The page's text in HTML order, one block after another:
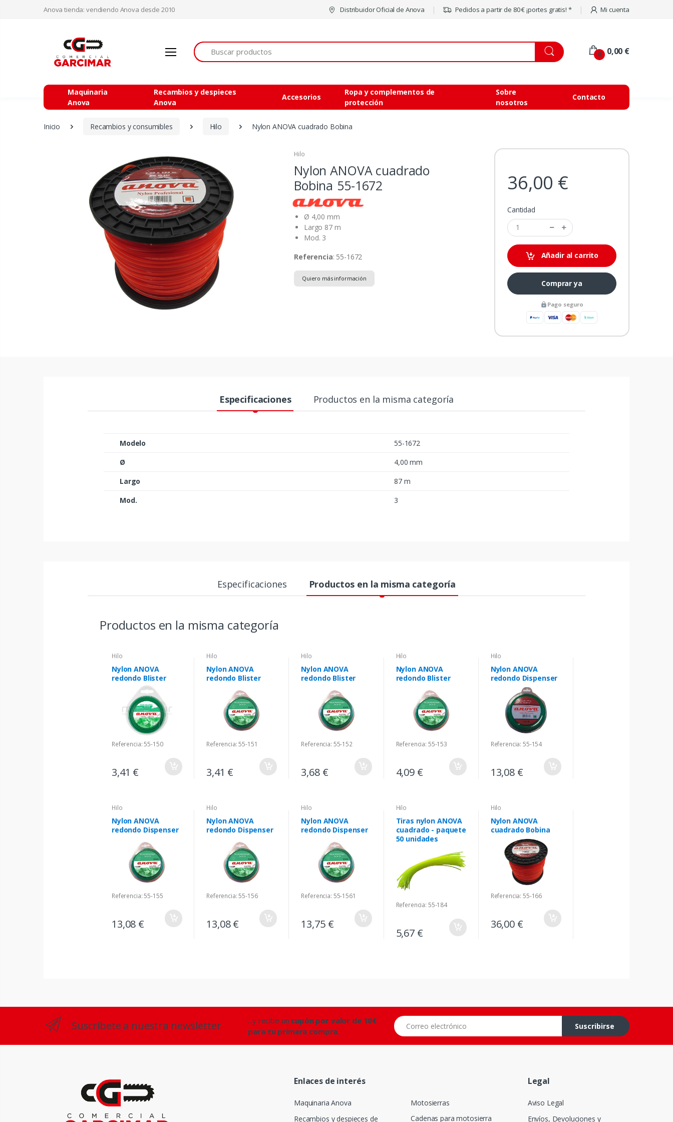
Anova tienda: vendiendo Anova desde 2010 Distribuidor Oficial de Anova Pedidos a partir de 80 € ¡portes gratis! * Mi cuenta
Buscar
0 0,00 €
Maquinaria
Anova
Recambios y despieces
Anova
Accesorios
Ropa y complementos de
protección
Sobre
nosotros
Contacto
Inicio Recambios y consumibles Hilo Nylon ANOVA cuadrado Bobina
Hilo
Nylon ANOVA cuadrado
Bobina 55-1672
Ø 4,00 mm
Largo 87 m
Mod. 3
Referencia: 55-1672
Quiero más información
36,00 €
Cantidad
Añadir al carrito
Comprar ya
Pago seguro
Especificaciones Productos en la misma categoría
Modelo
55-1672
Ø
4,00 mm
Largo
87 m
Mod.
3
Especificaciones Productos en la misma categoría
Productos en la misma categoría
Hilo
Nylon ANOVA
redondo Blister
Referencia: 55-150
3,41 €
Hilo
Nylon ANOVA
redondo Blister
Referencia: 55-151
3,41 €
Hilo
Nylon ANOVA
redondo Blister
Referencia: 55-152
3,68 €
Hilo
Nylon ANOVA
redondo Blister
Referencia: 55-153
4,09 €
Hilo
Nylon ANOVA
redondo Dispenser
Referencia: 55-154
13,08 €
Hilo
Nylon ANOVA
redondo Dispenser
Referencia: 55-155
13,08 €
Hilo
Nylon ANOVA
redondo Dispenser
Referencia: 55-156
13,08 €
Hilo
Nylon ANOVA
redondo Dispenser
Referencia: 55-1561
13,75 €
Hilo
Tiras nylon ANOVA
cuadrado - paquete
50 unidades
Referencia: 55-184
5,67 €
Hilo
Nylon ANOVA
cuadrado Bobina
Referencia: 55-166
36,00 €
Suscríbete a nuestra newsletter ...y recibe un cupón por valor de 10€
para tu primera compra.
Correo electrónico
Suscribirse
Enlaces de interés
Maquinaria Anova
Recambios y despieces de
Motosierras
Cadenas para motosierra
Legal
Aviso Legal
Envíos, Devoluciones y